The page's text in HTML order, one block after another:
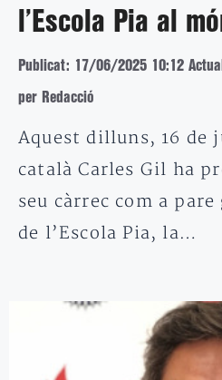
l’Escola Pia al
Publicat: 17/06/2025 10:12
per Redacció
Aquest dilluns, 16 de
català Carles Gil ha
seu càrrec com a
de l’Escola Pia, la…